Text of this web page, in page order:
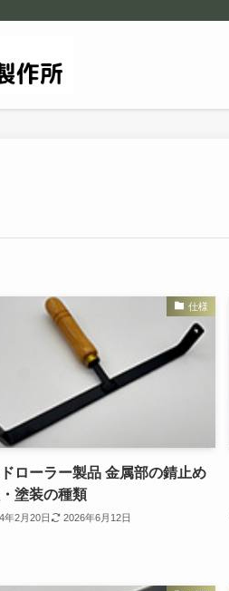
仕様
ローラー製品 金属部の錆止め
塗装の種類
年2月20日 2026年6月12日